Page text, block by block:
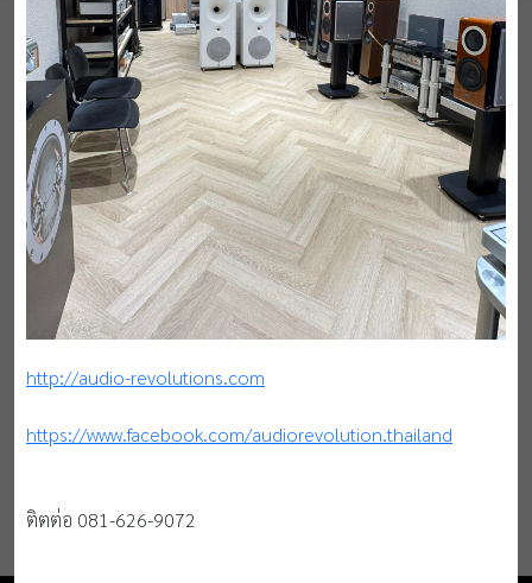
http://audio-revolutions.com
https://www.facebook.com/audiorevolution.thailand
ติตต่อ 081-626-9072